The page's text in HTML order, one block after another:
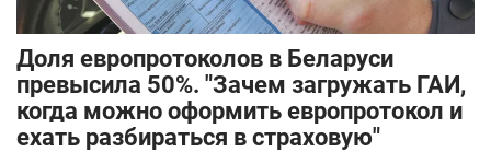
Доля европротоколов в Беларуси
превысила 50%. "Зачем загружать ГАИ,
когда можно оформить европротокол и
ехать разбираться в страховую"